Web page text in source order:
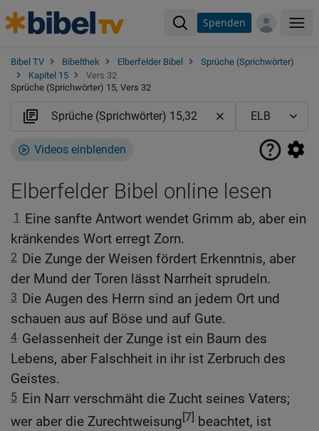
Spenden
Bibel TV Bibelthek Elberfelder Bibel
Sprüche (Sprichwörter)
Kapitel 15
Vers 32
Sprüche (Sprichwörter) 15, Vers 32
Videos einblenden
Elberfelder Bibel online lesen
1 Eine sanfte Antwort wendet Grimm ab, aber ein
kränkendes Wort erregt Zorn.
2 Die Zunge der Weisen fördert Erkenntnis, aber
der Mund der Toren lässt Narrheit sprudeln.
3 Die Augen des Herrn sind an jedem Ort und
schauen aus auf Böse und auf Gute.
4 Gelassenheit der Zunge ist ein Baum des
Lebens, aber Falschheit in ihr ist Zerbruch des
Geistes.
5 Ein Narr verschmäht die Zucht seines Vaters;
wer aber die Zurechtweisung[7] beachtet, ist